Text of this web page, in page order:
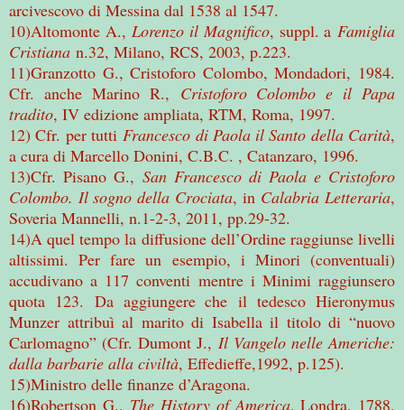
arcivescovo di Messina dal 1538 al 1547.
10)Altomonte A., Lorenzo il Magnifico, suppl. a Famiglia
Cristiana n.32, Milano, RCS, 2003, p.223.
11)Granzotto G., Cristoforo Colombo, Mondadori, 1984.
Cfr. anche Marino R., Cristoforo Colombo e il Papa
tradito, IV edizione ampliata, RTM, Roma, 1997.
12) Cfr. per tutti Francesco di Paola il Santo della Carità,
a cura di Marcello Donini, C.B.C. , Catanzaro, 1996.
13)Cfr. Pisano G., San Francesco di Paola e Cristoforo
Colombo. Il sogno della Crociata, in Calabria Letteraria,
Soveria Mannelli, n.1-2-3, 2011, pp.29-32.
14)A quel tempo la diffusione dell’Ordine raggiunse livelli
altissimi. Per fare un esempio, i Minori (conventuali)
accudivano a 117 conventi mentre i Minimi raggiunsero
quota 123. Da aggiungere che il tedesco Hieronymus
Munzer attribuì al marito di Isabella il titolo di “nuovo
Carlomagno” (Cfr. Dumont J., Il Vangelo nelle Americhe:
dalla barbarie alla civiltà, Effedieffe,1992, p.125).
15)Ministro delle finanze d’Aragona.
16)Robertson G., The History of America, Londra, 1788.